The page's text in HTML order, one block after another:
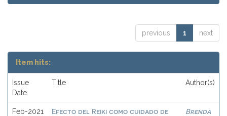
previous 1 next
Item hits:
Issue
Date
Title Author(s)
Feb-2021
Efecto del Reiki como cuidado de
Brenda